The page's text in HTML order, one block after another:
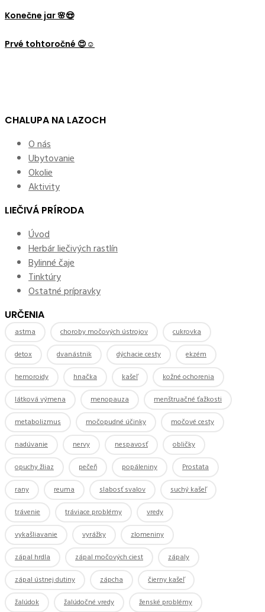
Konečne jar 🌸😍
Prvé tohtoročné 😍☺️
CHALUPA NA LAZOCH
O nás
Ubytovanie
Okolie
Aktivity
LIEČIVÁ PRÍRODA
Úvod
Herbár liečivých rastlín
Bylinné čaje
Tinktúry
Ostatné prípravky
URČENIA
astma choroby močových ústrojov
cukrovka
detox
dvanástnik dýchacie cesty
ekzém
hemoroidy
hnačka kašeľ
kožné ochorenia
látková výmena
menopauza
menštruačné ťažkosti
metabolizmus
močopudné účinky
močové cesty
nadúvanie
nervy nespavosť
obličky
opuchy žliaz
pečeň popáleniny
Prostata
rany
reuma slabosť svalov
suchý kašeľ
trávenie
tráviace problémy
vredy
vykašliavanie
vyrážky
zlomeniny
zápal hrdla
zápal močových ciest
zápaly
zápal ústnej dutiny
zápcha
čierny kašeľ
žalúdok
žalúdočné vredy
ženské problémy